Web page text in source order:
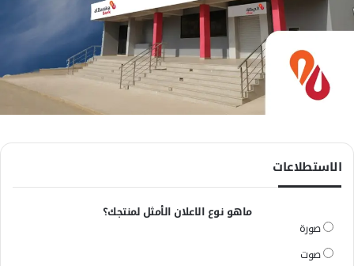
الاستطلاعات
ماهو نوع الاعلان الأمثل لمنتجك؟
صورة
صوت